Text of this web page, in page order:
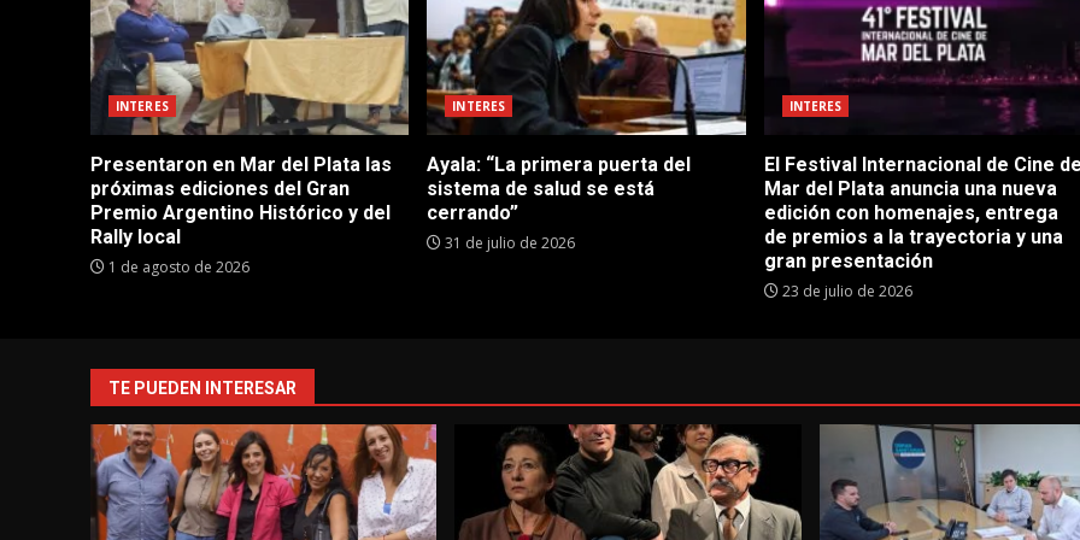
INTERES
Presentaron en Mar del Plata las
próximas ediciones del Gran
Premio Argentino Histórico y del
Rally local
1 de agosto de 2026
INTERES
Ayala: “La primera puerta del
sistema de salud se está
cerrando”
31 de julio de 2026
INTERES
El Festival Internacional de Cine
Mar del Plata anuncia una nueva
edición con homenajes, entrega
de premios a la trayectoria y una
gran presentación
23 de julio de 2026
TE PUEDEN INTERESAR